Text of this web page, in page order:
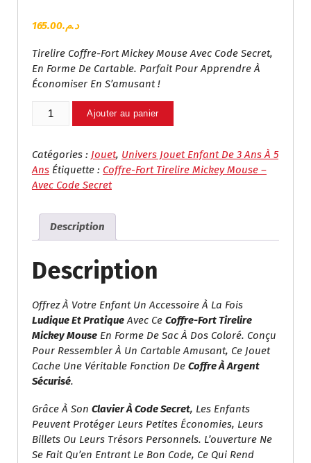
د.م.165.00
Tirelire Coffre-Fort Mickey Mouse Avec Code Secret,
En Forme De Cartable. Parfait Pour Apprendre À
Économiser En S’amusant !
Quantité
Fort
Tirelire
Mickey
Avec
Secret
Ajouter au panier
Catégories : Jouet, Univers Jouet Enfant De 3 Ans À 5
Ans Étiquette : Coffre-Fort Tirelire Mickey Mouse –
Avec Code Secret
Description
Description
Offrez À Votre Enfant Un Accessoire À La Fois
Ludique Et PratiqueAvec Ce Coffre-Fort Tirelire
Mickey Mouse En Forme De Sac À Dos Coloré. Conçu
Pour Ressembler À Un Cartable Amusant, Ce Jouet
Cache Une Véritable Fonction De Coffre À Argent
Sécurisé.
Grâce À Son Clavier À Code Secret, Les Enfants
Peuvent Protéger Leurs Petites Économies, Leurs
Billets Ou Leurs Trésors Personnels. L’ouverture Ne
Se Fait Qu’en Entrant Le Bon Code, Ce Qui Rend